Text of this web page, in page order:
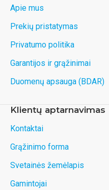
Apie mus
Prekių pristatymas
Privatumo politika
Garantijos ir grąžinimai
Duomenų apsauga (BDAR)
Klientų aptarnavimas
Kontaktai
Grąžinimo forma
Svetainės žemėlapis
Gamintojai